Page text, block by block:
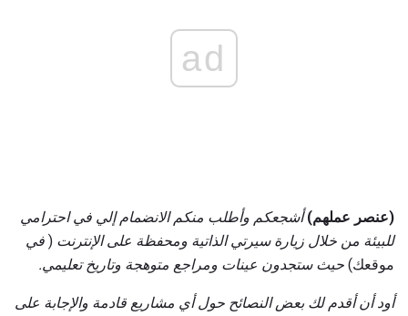
ad
(عنصر عملهم) أشجعكم وأطلب منكم الانضمام إلي في احترامي
للبيئة من خلال زيارة سيرتي الذاتية ومحفظة على الإنترنت ( في
موقعك) حيث ستجدون عينات ومراجع متوهجة وتاريخ تعليمي.
أود أن أقدم لك بعض النصائح حول أي مشاريع قادمة والإجابة على